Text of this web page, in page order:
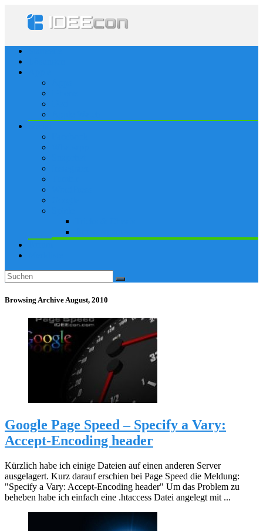
Browsing ArchiveAugust, 2010
Google Page Speed – Specify a Vary:
Accept-Encoding header
Kürzlich habe ich einige Dateien auf einen anderen Server
ausgelagert. Kurz darauf erschien bei Page Speed die Meldung:
"Specify a Vary: Accept-Encoding header" Um das Problem zu
beheben habe ich einfach eine .htaccess Datei angelegt mit ...